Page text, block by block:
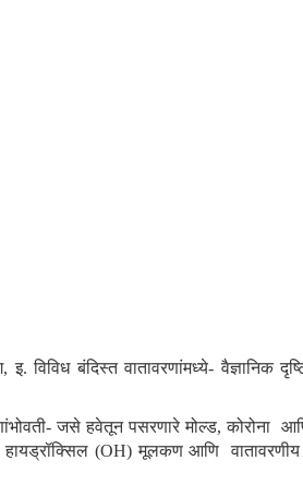
इ. विविध बंदिस्त वातावरणांमध्ये- वैज्ञानिक
जसे हवेतून पसरणारे मोल्ड, कोरोना
हायड्रॉक्सिल (OH) मूलकण आणि वातावरणीय